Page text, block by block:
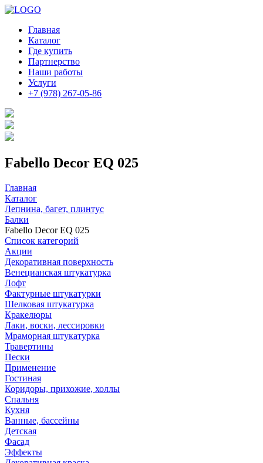
Главная
Каталог
Где купить
Партнерство
Наши работы
Услуги
+7 (978) 267-05-86
Fabello Decor EQ 025
Главная
Каталог
Лепнина, багет, плинтус
Балки
Fabello Decor EQ 025
Список категорий
Акции
Декоративная поверхность
Венецианская штукатурка
Лофт
Фактурные штукатурки
Шелковая штукатурка
Кракелюры
Лаки, воски, лессировки
Мраморная штукатурка
Травертины
Пески
Применение
Гостиная
Коридоры, прихожие, холлы
Спальня
Кухня
Ванные, бассейны
Детская
Фасад
Эффекты